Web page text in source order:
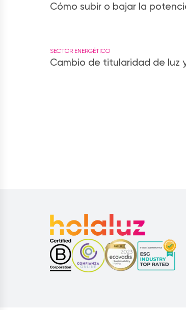
Cómo subir o bajar la
SECTOR ENERGÉTICO
Cambio de titularidad de luz